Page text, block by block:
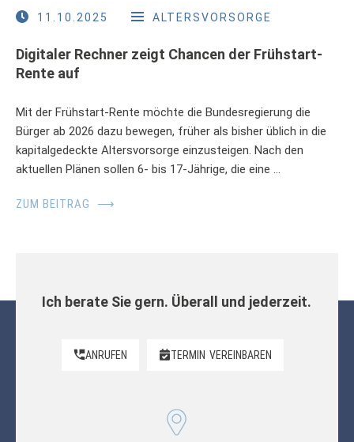
11.10.2025 ALTERSVORSORGE
Digitaler Rechner zeigt Chancen der Frühstart-
Rente auf
Mit der Frühstart-Rente möchte die Bundesregierung die
Bürger ab 2026 dazu bewegen, früher als bisher üblich in die
kapitalgedeckte Altersvorsorge einzusteigen. Nach den
aktuellen Plänen sollen 6- bis 17-Jährige, die eine …
ZUM BEITRAG ⟶
Ich berate Sie gern. Überall und jederzeit.
ANRUFEN TERMIN VEREINBAREN